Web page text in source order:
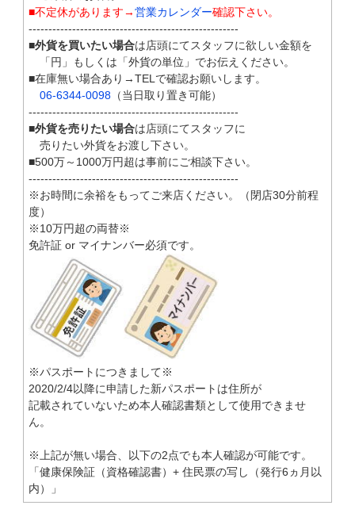
■不定休があります→営業カレンダー確認下さい。
-----------------------------------------------------
■外貨を買いたい場合は店頭にてスタッフに欲しい金額を
「円」もしくは「外貨の単位」でお伝えください。
■在庫無い場合あり→TELで確認お願いします。
06-6344-0098（当日取り置き可能）
-----------------------------------------------------
■外貨を売りたい場合は店頭にてスタッフに
売りたい外貨をお渡し下さい。
■500万～1000万円超は事前にご相談下さい。
-----------------------------------------------------
※お時間に余裕をもってご来店ください。（閉店30分前程
度）
※10万円超の両替※
免許証 or マイナンバー必須です。
※パスポートにつきまして※
2020/2/4以降に申請した新パスポートは住所が
記載されていないため本人確認書類として使用できませ
ん。
※上記が無い場合、以下の2点でも本人確認が可能です。
「健康保険証（資格確認書）+ 住民票の写し（発行6ヵ月以
内）」